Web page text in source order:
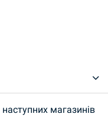
магазинів